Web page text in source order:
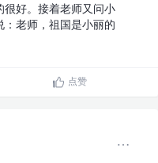
很好。接着老师又问小
老师，祖国是小丽的
点赞